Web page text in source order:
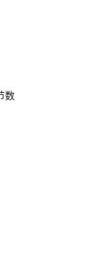
数